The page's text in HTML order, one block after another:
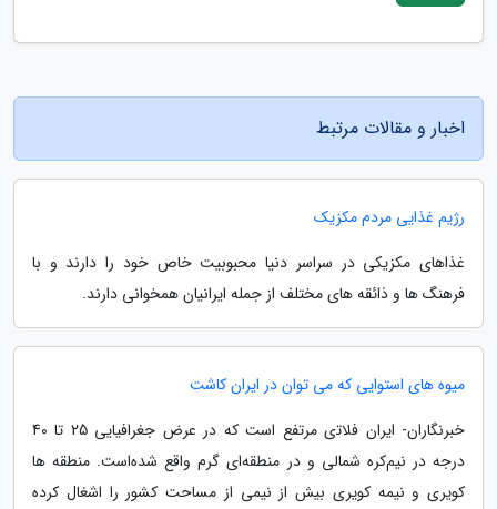
اخبار و مقالات مرتبط
رژیم غذایی مردم مکزیک
غذاهای مکزیکی در سراسر دنیا محبوبیت خاص خود را دارند و با
فرهنگ ها و ذائقه های مختلف از جمله ایرانیان همخوانی دارند.
میوه های استوایی که می توان در ایران کاشت
خبرنگاران- ﺍﻳﺮﺍﻥ ﻓﻼﺗی ﻣﺮﺗﻔﻊ است ﮐﻪ ﺩﺭ ﻋﺮﺽ ﺟﻐﺮﺍﻓﻴﺎﻳﯽ 25 تا 40
درجه ﺩﺭ ﻧﻴﻢﮐﺮﻩ ﺷﻤﺎﻟﯽ ﻭ ﺩﺭ ﻣﻨﻄﻘﻪای ﮔﺮم ﻭﺍﻗﻊ ﺷﺪﻩﺍﺳﺖ. منطقه ها
کویری و نیمه کویری بیش از نیمی از مساحت کشور را اشغال کرده